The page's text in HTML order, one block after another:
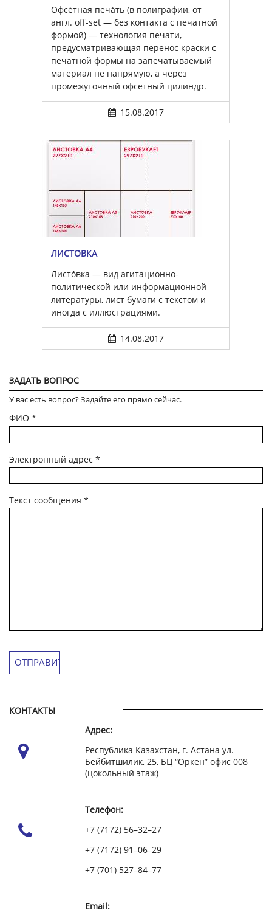
Офсе́тная печа́ть (в полиграфии, от
англ. off-set — без контакта с печатной
формой) — технология печати,
предусматривающая перенос краски с
печатной формы на запечатываемый
материал не напрямую, а через
промежуточный офсетный цилиндр.
15.08.2017
ЛИСТО́ВКА
Листо́вка — вид агитационно-
политической или информационной
литературы, лист бумаги с текстом и
иногда с иллюстрациями.
14.08.2017
ЗАДАТЬ ВОПРОС
У вас есть вопрос? Задайте его прямо сейчас.
ФИО *
Электронный адрес *
Текст сообщения *
КОНТАКТЫ
Адрес:
Республика Казахстан, г. Астана ул.
Бейбитшилик, 25, БЦ “Оркен” офис 008
(цокольный этаж)
Телефон:
+7 (7172) 56–32–27
+7 (7172) 91–06–29
+7 (701) 527–84–77
Email: